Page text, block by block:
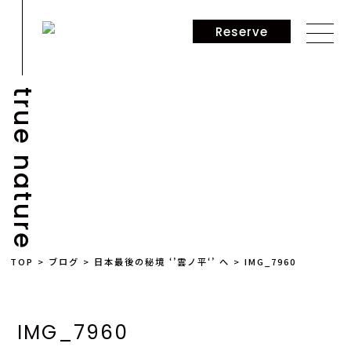
Reserve
true nature
TOP > ブログ > 日本最後の秘境 ‘’雲ノ平‘’ へ >IMG_7960
IMG_7960